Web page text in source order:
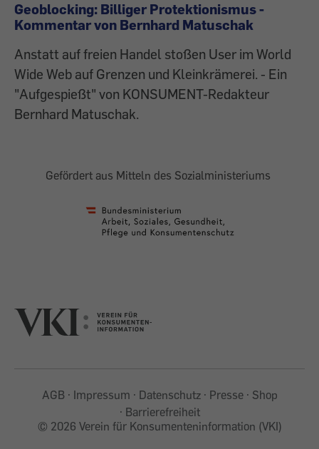
Geoblocking: Billiger Protektionismus -
Kommentar von Bernhard Matuschak
Anstatt auf freien Handel stoßen User im World
Wide Web auf Grenzen und Kleinkrämerei. - Ein
"Aufgespießt" von KONSUMENT-Redakteur
Bernhard Matuschak.
Gefördert aus Mitteln des Sozialministeriums
AGB Impressum Datenschutz Presse
Shop
Barrierefreiheit
© 2026 Verein für Konsumenteninformation (VKI)